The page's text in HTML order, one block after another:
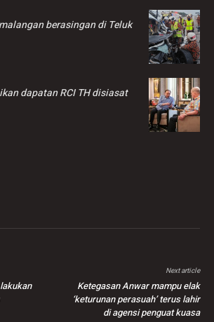
berasingan di Teluk
dapatan RCI TH disiasat
Next article
Ketegasan Anwar mampu elak
‘keturunan perasuah’ terus lahir
di agensi penguat kuasa